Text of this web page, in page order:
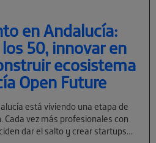
en Andalucía:
50, innovar en
ecosistema
Open Future
está viviendo una etapa de
vez más profesionales con
dar el salto y crear startups